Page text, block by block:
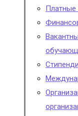
Платные